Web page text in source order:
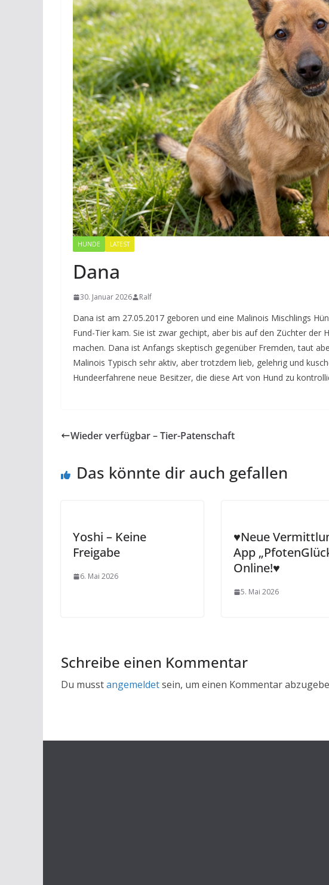
HUNDE LATEST
Dana
30. Januar 2026 Ralf
Dana ist am 27.05.2017 geboren und eine Malinois Mischlings
Fund-Tier kam. Sie ist zwar gechipt, aber bis auf den Züchter der
machen. Dana ist Anfangs skeptisch gegenüber Fremden, taut
Malinois Typisch sehr aktiv, aber trotzdem lieb, gelehrig und
Hundeerfahrene neue Besitzer, die diese Art von Hund zu
Wieder verfügbar – Tier-Patenschaft
Das könnte dir auch gefallen
Yoshi – Keine
Freigabe
6. Mai 2026
♥️Neue
App
Online!♥️
5. Mai 2026
Schreibe einen Kommentar
Du musstangemeldetsein, um einen Kommentar